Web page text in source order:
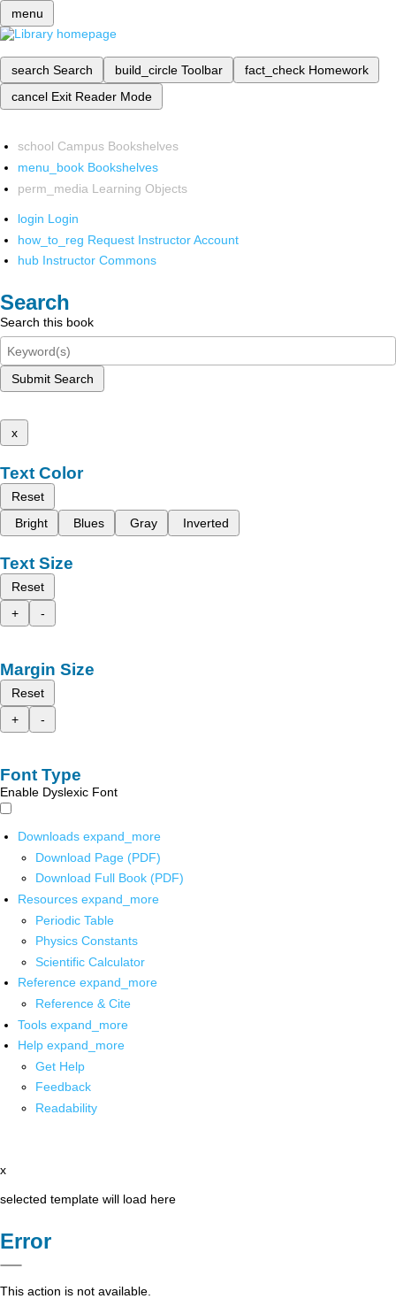
menu
search Search build_circle Toolbar fact_check Homework
cancel Exit Reader Mode
school Campus Bookshelves
menu_book Bookshelves
perm_media Learning Objects
login Login
how_to_reg Request Instructor Account
hub Instructor Commons
Search
Search this book
Submit Search
x
Text Color
Reset
Bright
Blues Gray Inverted
Text Size
Reset
+
-
Margin Size
Reset
+
-
Font Type
Enable Dyslexic Font
Downloads expand_more
Download Page (PDF)
Download Full Book (PDF)
Resources expand_more
Periodic Table
Physics Constants
Scientific Calculator
Reference expand_more
Reference & Cite
Tools expand_more
Help expand_more
Get Help
Feedback
Readability
x
selected template will load here
Error
This action is not available.